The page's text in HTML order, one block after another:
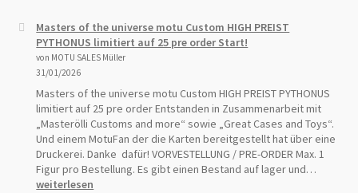
Masters of the universe motu Custom HIGH PREIST
PYTHONUS limitiert auf 25 pre order Start!
von MOTU SALES Müller
31/01/2026
Masters of the universe motu Custom HIGH PREIST PYTHONUS
limitiert auf 25 pre order Entstanden in Zusammenarbeit mit
„Masterölli Customs and more“ sowie „Great Cases and Toys“.
Und einem MotuFan der die Karten bereitgestellt hat über eine
Druckerei. Danke dafür! VORVESTELLUNG / PRE-ORDER Max. 1
Figur pro Bestellung. Es gibt einen Bestand auf lager und…
weiterlesen